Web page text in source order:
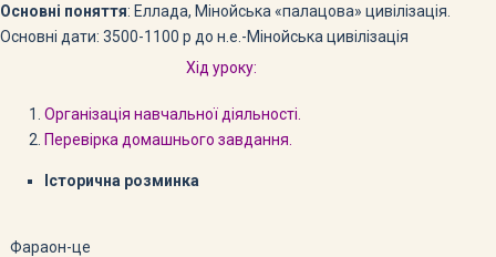
Основні поняття: Еллада, Мінойська «палацова» цивілізація.
Основні дати: 3500-1100 р до н.е.-Мінойська цивілізація
Хід уроку:
Організація навчальної діяльності.
Перевірка домашнього завдання.
Історична розминка
Фараон-це